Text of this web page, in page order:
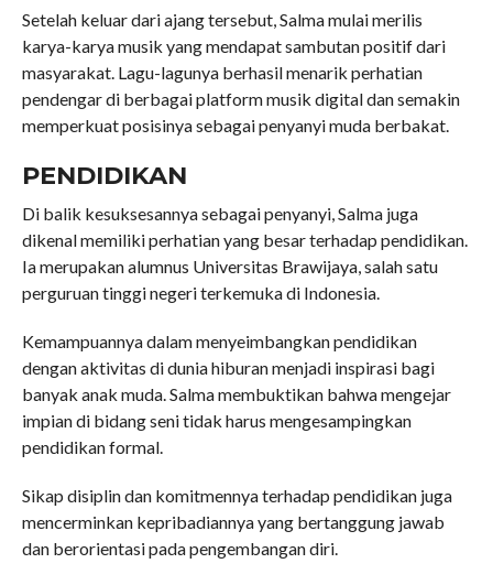
Setelah keluar dari ajang tersebut, Salma mulai merilis
karya-karya musik yang mendapat sambutan positif dari
masyarakat. Lagu-lagunya berhasil menarik perhatian
pendengar di berbagai platform musik digital dan semakin
memperkuat posisinya sebagai penyanyi muda berbakat.
PENDIDIKAN
Di balik kesuksesannya sebagai penyanyi, Salma juga
dikenal memiliki perhatian yang besar terhadap pendidikan.
Ia merupakan alumnus Universitas Brawijaya, salah satu
perguruan tinggi negeri terkemuka di Indonesia.
Kemampuannya dalam menyeimbangkan pendidikan
dengan aktivitas di dunia hiburan menjadi inspirasi bagi
banyak anak muda. Salma membuktikan bahwa mengejar
impian di bidang seni tidak harus mengesampingkan
pendidikan formal.
Sikap disiplin dan komitmennya terhadap pendidikan juga
mencerminkan kepribadiannya yang bertanggung jawab
dan berorientasi pada pengembangan diri.